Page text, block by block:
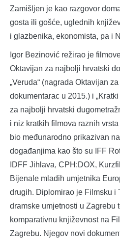
Zamišljen je kao razgovor
gosta ili gošće, uglednih
i glazbenika, ekonomista, pa i
Igor Bezinović režirao je
Oktavijan za najbolji hrvatski
„Veruda“ (nagrada Oktavijan
dokumentarac u 2015.) i
za najbolji hrvatski
i niz kratkih filmova raznih
bio međunarodno prikazivan
događanjima kao što su IFF
IDFF Jihlava, CPH:DOX,
Bijenale mladih umjetnika
drugih. Diplomirao je Filmsku i
dramske umjetnosti u Zagrebu
komparativnu književnost na
Zagrebu. Njegov novi